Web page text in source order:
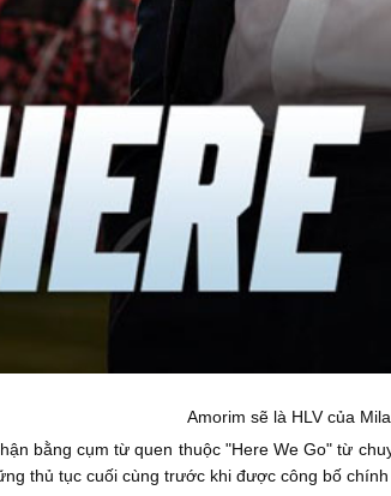
Amorim sẽ là HLV của
bằng cụm từ quen thuộc "Here We Go" từ
thủ tục cuối cùng trước khi được công bố